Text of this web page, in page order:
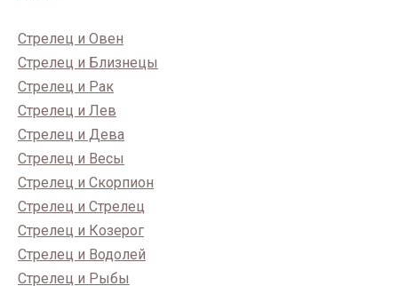
Стрелец и Овен
Стрелец и Близнецы
Стрелец и Рак
Стрелец и Лев
Стрелец и Дева
Стрелец и Весы
Стрелец и Скорпион
Стрелец и Стрелец
Стрелец и Козерог
Стрелец и Водолей
Стрелец и Рыбы